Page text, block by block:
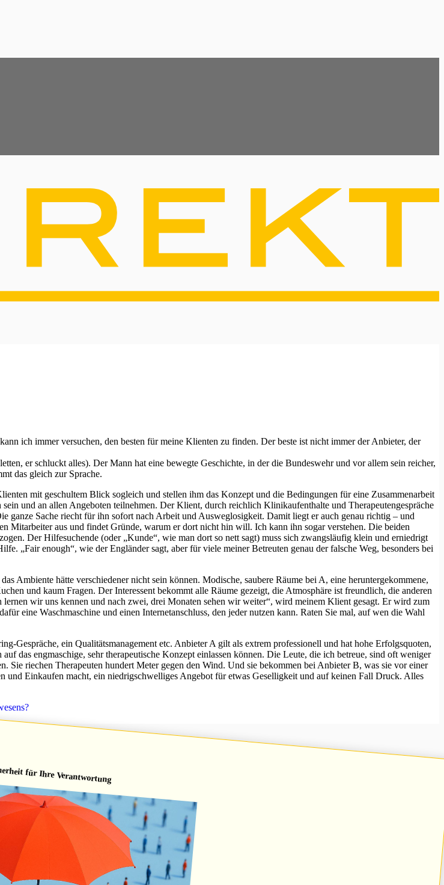
ich immer versuchen, den besten für meine Klienten zu finden. Der beste ist nicht immer der Anbieter, der
er schluckt alles). Der Mann hat eine bewegte Geschichte, in der die Bundeswehr und vor allem sein reicher,
das gleich zur Sprache.
mit geschultem Blick sogleich und stellen ihm das Konzept und die Bedingungen für eine Zusammenarbeit
und an allen Angeboten teilnehmen. Der Klient, durch reichlich Klinikaufenthalte und Therapeutengespräche
ganze Sache riecht für ihn sofort nach Arbeit und Ausweglosigkeit. Damit liegt er auch genau richtig – und
Mitarbeiter aus und findet Gründe, warum er dort nicht hin will. Ich kann ihn sogar verstehen. Die beiden
Der Hilfesuchende (oder „Kunde“, wie man dort so nett sagt) muss sich zwangsläufig klein und erniedrigt
„Fair enough“, wie der Engländer sagt, aber für viele meiner Betreuten genau der falsche Weg, besonders bei
Ambiente hätte verschiedener nicht sein können. Modische, saubere Räume bei A, eine heruntergekommene,
und kaum Fragen. Der Interessent bekommt alle Räume gezeigt, die Atmosphäre ist freundlich, die anderen
wir uns kennen und nach zwei, drei Monaten sehen wir weiter“, wird meinem Klient gesagt. Er wird zum
eine Waschmaschine und einen Internetanschluss, den jeder nutzen kann. Raten Sie mal, auf wen die Wahl
Gespräche, ein Qualitätsmanagement etc. Anbieter A gilt als extrem professionell und hat hohe Erfolgsquoten,
das engmaschige, sehr therapeutische Konzept einlassen können. Die Leute, die ich betreue, sind oft weniger
Sie riechen Therapeuten hundert Meter gegen den Wind. Und sie bekommen bei Anbieter B, was sie vor einer
und Einkaufen macht, ein niedrigschwelliges Angebot für etwas Geselligkeit und auf keinen Fall Druck. Alles
für Ihre Verantwortung